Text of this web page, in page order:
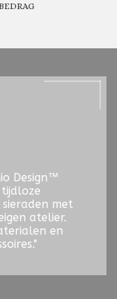
Design™
met
atelier.
en